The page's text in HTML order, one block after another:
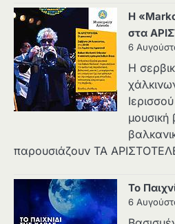
Η
στα
6
Η
μουσική
παρουσιάζουν ΤΑ
Το
6